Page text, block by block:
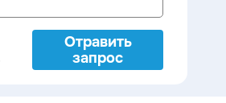
Отравить
запрос